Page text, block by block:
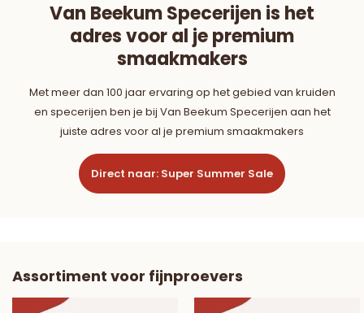
Van Beekum Specerijen is het
adres voor al je premium
smaakmakers
Met meer dan 100 jaar ervaring op het gebied van kruiden
en specerijen ben je bij Van Beekum Specerijen aan het
juiste adres voor al je premium smaakmakers
Direct naar: Super Summer Sale
Assortiment voor fijnproevers